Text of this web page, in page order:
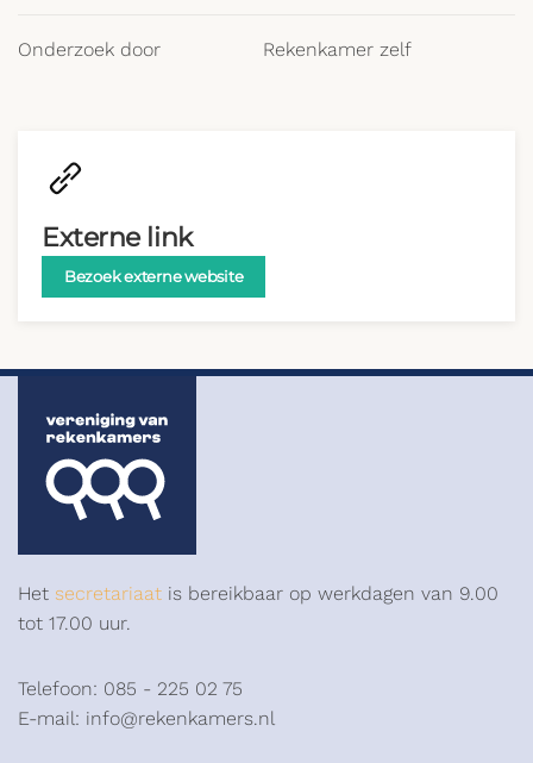
Onderzoek door Rekenkamer zelf
Externe link
Bezoek externe website
Het secretariaat is bereikbaar op werkdagen van 9.00
tot 17.00 uur.
Telefoon: 085 - 225 02 75
E-mail: info@rekenkamers.nl